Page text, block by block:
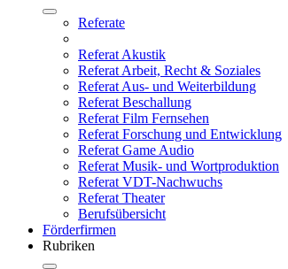
Referate
Referat Akustik
Referat Arbeit, Recht & Soziales
Referat Aus- und Weiterbildung
Referat Beschallung
Referat Film Fernsehen
Referat Forschung und Entwicklung
Referat Game Audio
Referat Musik- und Wortproduktion
Referat VDT-Nachwuchs
Referat Theater
Berufsübersicht
Förderfirmen
Rubriken